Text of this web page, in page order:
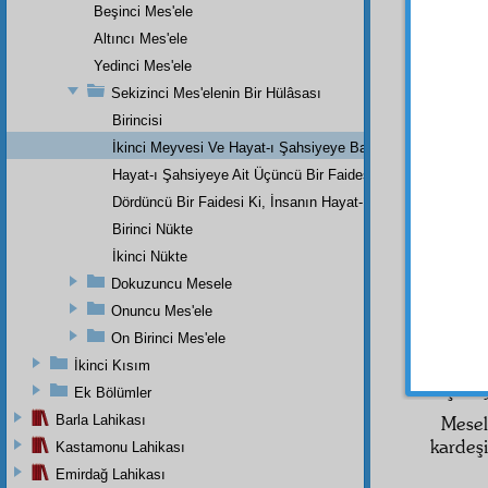
dedi.
Beşinci Mes'ele
Altıncı Mes'ele
Yedinci Mes'ele
Sekizinci Mes'elenin Bir Hülâsası
Birincisi
İkinci Meyvesi Ve Hayat-ı Şahsiyeye Bakan Bir Faidesi
Hayat-ı Şahsiyeye Ait Üçüncü Bir Faidesi
Dördüncü Bir Faidesi Ki, İnsanın Hayat-ı İçtimaiyesine
Birinci Nükte
İkinci Nükte
Dokuzuncu Mesele
Onuncu Mes'ele
On Birinci Mes'ele
İkinci Kısım
Ek Bölümler
Barla Lahikası
Kastamonu Lahikası
Emirdağ Lahikası